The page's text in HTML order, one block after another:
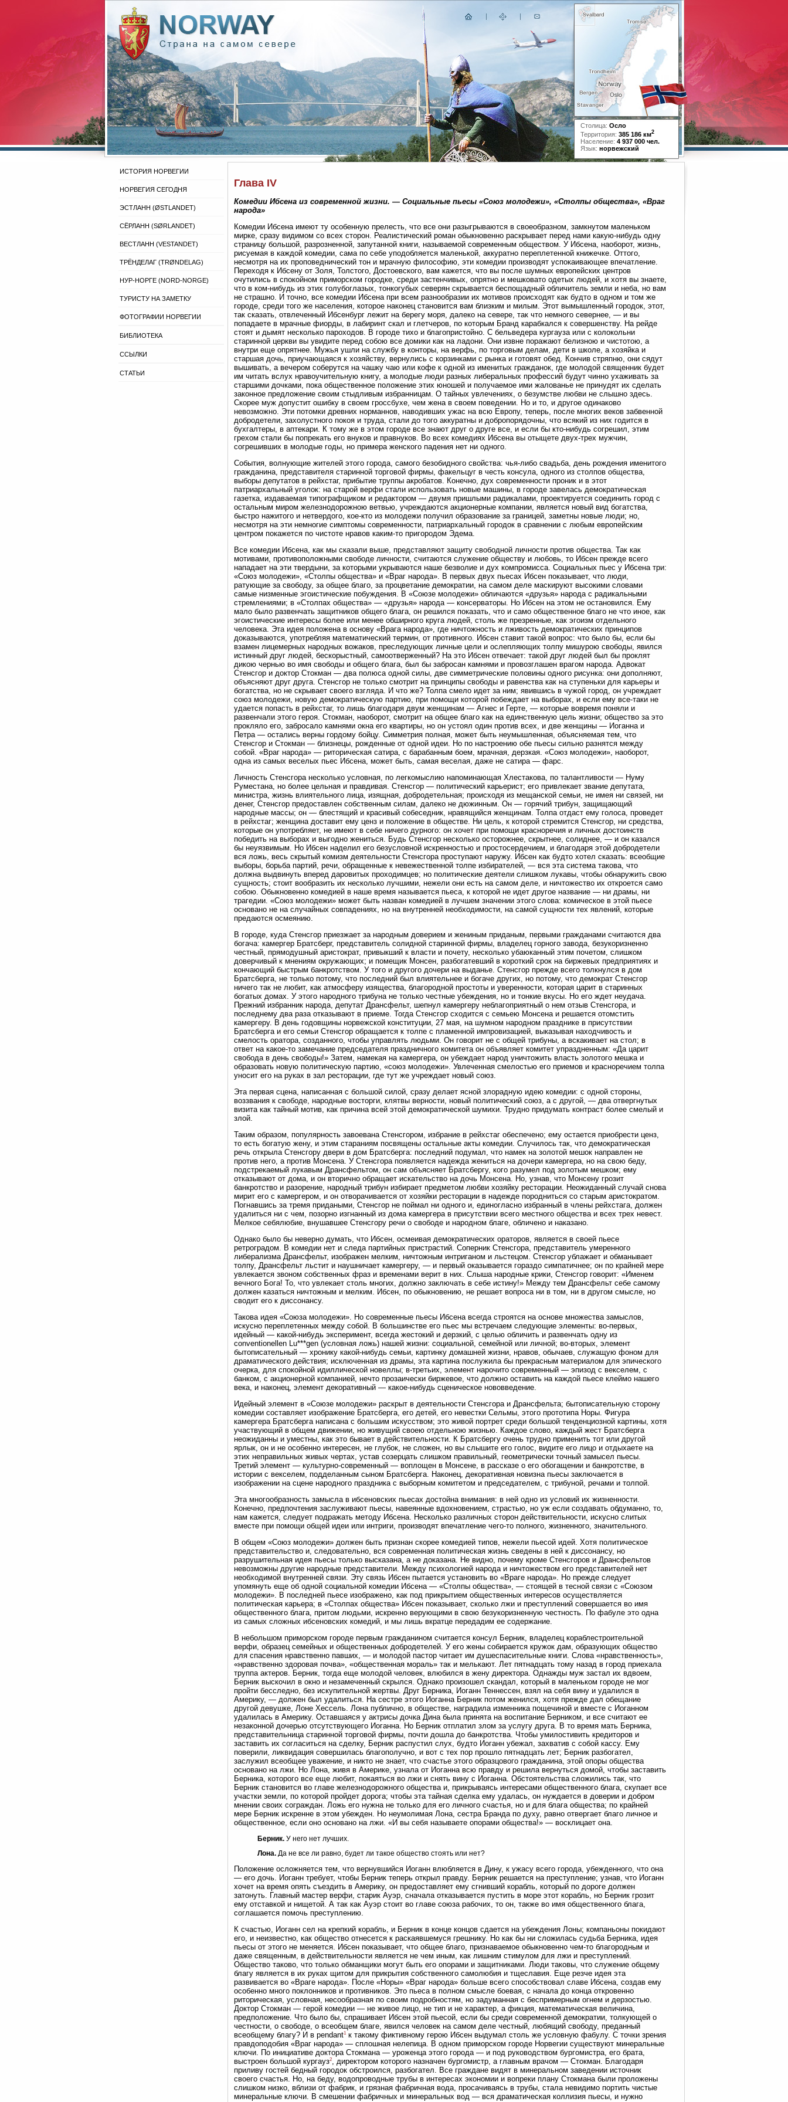
Столица: Осло
Территория: 385 186 км2
Население: 4 937 000 чел.
Язык: норвежский
ИСТОРИЯ НОРВЕГИИ
НОРВЕГИЯ СЕГОДНЯ
ЭСТЛАНН (ØSTLANDET)
СЁРЛАНН (SØRLANDET)
ВЕСТЛАНН (VESTANDET)
ТРЁНДЕЛАГ (TRØNDELAG)
НУР-НОРГЕ (NORD-NORGE)
ТУРИСТУ НА ЗАМЕТКУ
ФОТОГРАФИИ НОРВЕГИИ
БИБЛИОТЕКА
ССЫЛКИ
СТАТЬИ
Глава IV
Комедии Ибсена из современной жизни. — Социальные пьесы «Союз молодежи», «Столпы общества», «Враг
народа»
Комедии Ибсена имеют ту особенную прелесть, что все они разыгрываются в своеобразном, замкнутом маленьком
мирке, сразу видимом со всех сторон. Реалистический роман обыкновенно раскрывает перед нами какую-нибудь одну
страницу большой, разрозненной, запутанной книги, называемой современным обществом. У Ибсена, наоборот, жизнь,
рисуемая в каждой комедии, сама по себе уподобляется маленькой, аккуратно переплетенной книжечке. Оттого,
несмотря на их проповеднический тон и мрачную философию, эти комедии производят успокаивающее впечатление.
Переходя к Ибсену от Золя, Толстого, Достоевского, вам кажется, что вы после шумных европейских центров
очутились в спокойном приморском городке, среди застенчивых, опрятно и мешковато одетых людей, и хотя вы знаете,
что в ком-нибудь из этих голубоглазых, тонкогубых северян скрывается беспощадный обличитель земли и неба, но вам
не страшно. И точно, все комедии Ибсена при всем разнообразии их мотивов происходят как будто в одном и том же
городе, среди того же населения, которое наконец становится вам близким и милым. Этот вымышленный городок, этот,
так сказать, отвлеченный Ибсенбург лежит на берегу моря, далеко на севере, так что немного севернее, — и вы
попадаете в мрачные фиорды, в лабиринт скал и глетчеров, по которым Бранд карабкался к совершенству. На рейде
стоят и дымят несколько пароходов. В городе тихо и благопристойно. С бельведера кургауза или с колокольни
старинной церкви вы увидите перед собою все домики как на ладони. Они извне поражают белизною и чистотою, а
внутри еще опрятнее. Мужья ушли на службу в конторы, на верфь, по торговым делам, дети в школе, а хозяйка и
старшая дочь, приучающаяся к хозяйству, вернулись с корзинками с рынка и готовят обед. Кончив стряпню, они сядут
вышивать, а вечером соберутся на чашку чаю или кофе к одной из именитых гражданок, где молодой священник будет
им читать вслух нравоучительную книгу, а молодые люди разных либеральных профессий будут чинно ухаживать за
старшими дочками, пока общественное положение этих юношей и получаемое ими жалованье не принудят их сделать
законное предложение своим стыдливым избранницам. О тайных увлечениях, о безумстве любви не слышно здесь.
Скорее муж допустит ошибку в своем гроссбухе, чем жена в своем поведении. Но и то, и другое одинаково
невозможно. Эти потомки древних норманнов, наводивших ужас на всю Европу, теперь, после многих веков забвенной
добродетели, захолустного покоя и труда, стали до того аккуратны и добропорядочны, что всякий из них годится в
бухгалтеры, в аптекари. К тому же в этом городе все знают друг о друге все, и если бы кто-нибудь согрешил, этим
грехом стали бы попрекать его внуков и правнуков. Во всех комедиях Ибсена вы отыщете двух-трех мужчин,
согрешивших в молодые годы, но примера женского падения нет ни одного.
События, волнующие жителей этого города, самого безобидного свойства: чья-либо свадьба, день рождения именитого
гражданина, представителя старинной торговой фирмы, факельцуг в честь консула, одного из столпов общества,
выборы депутатов в рейхстаг, прибытие труппы акробатов. Конечно, дух современности проник и в этот
патриархальный уголок: на старой верфи стали использовать новые машины, в городе завелась демократическая
газетка, издаваемая типографщиком и редактором — двумя пришлыми радикалами, проектируется соединить город с
остальным миром железнодорожною ветвью, учреждаются акционерные компании, является новый вид богатства,
быстро нажитого и нетвердого, кое-кто из молодежи получил образование за границей, заметны новые люди; но,
несмотря на эти немногие симптомы современности, патриархальный городок в сравнении с любым европейским
центром покажется по чистоте нравов каким-то пригородом Эдема.
Все комедии Ибсена, как мы сказали выше, представляют защиту свободной личности против общества. Так как
мотивами, противоположными свободе личности, считаются служение обществу и любовь, то Ибсен прежде всего
нападает на эти твердыни, за которыми укрываются наше безволие и дух компромисса. Социальных пьес у Ибсена три:
«Союз молодежи», «Столпы общества» и «Враг народа». В первых двух пьесах Ибсен показывает, что люди,
ратующие за свободу, за общее благо, за процветание демократии, на самом деле маскируют высокими словами
самые низменные эгоистические побуждения. В «Союзе молодежи» обличаются «друзья» народа с радикальными
стремлениями; в «Столпах общества» — «друзья» народа — консерваторы. Но Ибсен на этом не остановился. Ему
мало было развенчать защитников общего блага, он решился показать, что и само общественное благо не что иное, как
эгоистические интересы более или менее обширного круга людей, столь же презренные, как эгоизм отдельного
человека. Эта идея положена в основу «Врага народа», где ничтожность и лживость демократических принципов
доказываются, употребляя математический термин, от противного. Ибсен ставит такой вопрос: что было бы, если бы
взамен лицемерных народных вожаков, преследующих личные цели и ослепляющих толпу мишурою свободы, явился
истинный друг людей, бескорыстный, самоотверженный? На это Ибсен отвечает: такой друг людей был бы проклят
дикою чернью во имя свободы и общего блага, был бы забросан камнями и провозглашен врагом народа. Адвокат
Стенсгор и доктор Стокман — два полюса одной силы, две симметрические половины одного рисунка: они дополняют,
объясняют друг друга. Стенсгор не только смотрит на принципы свободы и равенства как на ступеньки для карьеры и
богатства, но не скрывает своего взгляда. И что же? Толпа смело идет за ним; явившись в чужой город, он учреждает
союз молодежи, новую демократическую партию, при помощи которой побеждает на выборах, и если ему все-таки не
удается попасть в рейхстаг, то лишь благодаря двум женщинам — Агнес и Герте, — которые вовремя поняли и
развенчали этого героя. Стокман, наоборот, смотрит на общее благо как на единственную цель жизни; общество за это
прокляло его, забросало камнями окна его квартиры, но он устоял один против всех, и две женщины — Иоганна и
Петра — остались верны гордому бойцу. Симметрия полная, может быть неумышленная, объясняемая тем, что
Стенсгор и Стокман — близнецы, рожденные от одной идеи. Но по настроению обе пьесы сильно разнятся между
собой. «Враг народа» — риторическая сатира, с барабанным боем, мрачная, дерзкая. «Союз молодежи», наоборот,
одна из самых веселых пьес Ибсена, может быть, самая веселая, даже не сатира — фарс.
Личность Стенсгора несколько условная, по легкомыслию напоминающая Хлестакова, по талантливости — Нуму
Руместана, но более цельная и правдивая. Стенсгор — политический карьерист; его привлекает звание депутата,
министра, жизнь влиятельного лица, изящная, добродетельная; происходя из мещанской семьи, не имея ни связей, ни
денег, Стенсгор предоставлен собственным силам, далеко не дюжинным. Он — горячий трибун, защищающий
народные массы; он — блестящий и красивый собеседник, нравящийся женщинам. Толпа отдаст ему голоса, проведет
в рейхстаг; женщина доставит ему ценз и положение в обществе. Ни цель, к которой стремится Стенсгор, ни средства,
которые он употребляет, не имеют в себе ничего дурного: он хочет при помощи красноречия и личных достоинств
победить на выборах и выгодно жениться. Будь Стенсгор несколько осторожнее, скрытнее, солиднее, — и он казался
бы неуязвимым. Но Ибсен наделил его безусловной искренностью и простосердечием, и благодаря этой добродетели
вся ложь, весь скрытый комизм деятельности Стенсгора проступают наружу. Ибсен как будто хотел сказать: всеобщие
выборы, борьба партий, речи, обращенные к невежественной толпе избирателей, — вся эта система такова, что
должна выдвинуть вперед даровитых проходимцев; но политические деятели слишком лукавы, чтобы обнаружить свою
сущность; стоит вообразить их несколько лучшими, нежели они есть на самом деле, и ничтожество их откроется само
собою. Обыкновенно комедией в наше время называется пьеса, к которой не идет другое название — ни драмы, ни
трагедии. «Союз молодежи» может быть назван комедией в лучшем значении этого слова: комическое в этой пьесе
основано не на случайных совпадениях, но на внутренней необходимости, на самой сущности тех явлений, которые
предаются осмеянию.
В городе, куда Стенсгор приезжает за народным доверием и жениным приданым, первыми гражданами считаются два
богача: камергер Братсберг, представитель солидной старинной фирмы, владелец горного завода, безукоризненно
честный, прямодушный аристократ, привыкший к власти и почету, несколько убаюканный этим почетом, слишком
доверчивый к мнениям окружающих; и помещик Монсен, разбогатевший в короткий срок на биржевых предприятиях и
кончающий быстрым банкротством. У того и другого дочери на выданье. Стенсгор прежде всего толкнулся в дом
Братсберга, не только потому, что последний был влиятельнее и богаче других, но потому, что демократ Стенсгор
ничего так не любит, как атмосферу изящества, благородной простоты и уверенности, которая царит в старинных
богатых домах. У этого народного трибуна не только честные убеждения, но и тонкие вкусы. Но его ждет неудача.
Прежний избранник народа, депутат Дрансфельт, шепнул камергеру неблагоприятный о нем отзыв Стенсгора, и
последнему два раза отказывают в приеме. Тогда Стенсгор сходится с семьею Монсена и решается отомстить
камергеру. В день годовщины норвежской конституции, 27 мая, на шумном народном празднике в присутствии
Братсберга и его семьи Стенсгор обращается к толпе с пламенной импровизацией, выказывая находчивость и
смелость оратора, созданного, чтобы управлять людьми. Он говорит не с общей трибуны, а вскакивает на стол; в
ответ на какое-то замечание председателя праздничного комитета он объявляет комитет упраздненным: «Да царит
свобода в день свободы!» Затем, намекая на камергера, он убеждает народ уничтожить власть золотого мешка и
образовать новую политическую партию, «союз молодежи». Увлеченная смелостью его приемов и красноречием толпа
уносит его на руках в зал ресторации, где тут же учреждает новый союз.
Эта первая сцена, написанная с большой силой, сразу делает ясной злорадную идею комедии: с одной стороны,
воззвания к свободе, народные восторги, клятвы верности, новый политический союз, а с другой, — два отвергнутых
визита как тайный мотив, как причина всей этой демократической шумихи. Трудно придумать контраст более смелый и
злой.
Таким образом, популярность завоевана Стенсгором, избрание в рейхстаг обеспечено; ему остается приобрести ценз,
то есть богатую жену, и этим стараниям посвящены остальные акты комедии. Случилось так, что демократическая
речь открыла Стенсгору двери в дом Братсберга: последний подумал, что намек на золотой мешок направлен не
против него, а против Монсена. У Стенсгора появляется надежда жениться на дочери камергера, но на свою беду,
подстрекаемый лукавым Дрансфельтом, он сам объясняет Братсбергу, кого разумел под золотым мешком; ему
отказывают от дома, и он вторично обращает искательство на дочь Монсена. Но, узнав, что Монсену грозит
банкротство и разорение, народный трибун избирает предметом любви хозяйку ресторации. Неожиданный случай снова
мирит его с камергером, и он отворачивается от хозяйки ресторации в надежде породниться со старым аристократом.
Погнавшись за тремя придаными, Стенсгор не поймал ни одного и, единогласно избранный в члены рейхстага, должен
удалиться ни с чем, позорно изгнанный из дома камергера в присутствии всего местного общества и всех трех невест.
Мелкое себялюбие, внушавшее Стенсгору речи о свободе и народном благе, обличено и наказано.
Однако было бы неверно думать, что Ибсен, осмеивая демократических ораторов, является в своей пьесе
ретроградом. В комедии нет и следа партийных пристрастий. Соперник Стенсгора, представитель умеренного
либерализма Дрансфельт, изображен мелким, ничтожным интриганом и льстецом. Стенсгор ублажает и обманывает
толпу, Дрансфельт льстит и наушничает камергеру, — и первый оказывается гораздо симпатичнее; он по крайней мере
увлекается звоном собственных фраз и временами верит в них. Слыша народные крики, Стенсгор говорит: «Именем
вечного Бога! То, что увлекает столь многих, должно заключать в себе истину!» Между тем Дрансфельт себе самому
должен казаться ничтожным и мелким. Ибсен, по обыкновению, не решает вопроса ни в том, ни в другом смысле, но
сводит его к диссонансу.
Такова идея «Союза молодежи». Но современные пьесы Ибсена всегда строятся на основе множества замыслов,
искусно переплетенных между собой. В большинстве его пьес мы встречаем следующие элементы: во-первых,
идейный — какой-нибудь эксперимент, всегда жестокий и дерзкий, с целью обличить и развенчать одну из
conventionellen Lu***gen (условная ложь) нашей жизни: социальной, семейной или личной; во-вторых, элемент
бытописательный — хронику какой-нибудь семьи, картинку домашней жизни, нравов, обычаев, служащую фоном для
драматического действия; исключенная из драмы, эта картина послужила бы прекрасным материалом для эпического
очерка, для спокойной идиллической новеллы; в-третьих, элемент нарочито современный — эпизод с векселем, с
банком, с акционерной компанией, нечто прозаически биржевое, что должно оставить на каждой пьесе клеймо нашего
века, и наконец, элемент декоративный — какое-нибудь сценическое нововведение.
Идейный элемент в «Союзе молодежи» раскрыт в деятельности Стенсгора и Дрансфельта; бытописательную сторону
комедии составляет изображение Братсберга, его детей, его невестки Сельмы, этого прототипа Норы. Фигура
камергера Братсберга написана с большим искусством; это живой портрет среди большой тенденциозной картины, хотя
участвующий в общем движении, но живущий своею отдельною жизнью. Каждое слово, каждый жест Братсберга
неожиданны и уместны, как это бывает в действительности. К Братсбергу очень трудно применить тот или другой
ярлык, он и не особенно интересен, не глубок, не сложен, но вы слышите его голос, видите его лицо и отдыхаете на
этих неправильных живых чертах, устав созерцать слишком правильный, геометрически точный замысел пьесы.
Третий элемент — культурно-современный — воплощен в Монсене, в рассказе о его обогащении и банкротстве, в
истории с векселем, подделанным сыном Братсберга. Наконец, декоративная новизна пьесы заключается в
изображении на сцене народного праздника с выборным комитетом и председателем, с трибуной, речами и толпой.
Эта многообразность замысла в ибсеновских пьесах достойна внимания: в ней одно из условий их жизненности.
Конечно, предпочтения заслуживают пьесы, навеянные вдохновением, страстью, но уж если создавать обдуманно, то,
нам кажется, следует подражать методу Ибсена. Несколько различных сторон действительности, искусно слитых
вместе при помощи общей идеи или интриги, производят впечатление чего-то полного, жизненного, значительного.
В общем «Союз молодежи» должен быть признан скорее комедией типов, нежели пьесой идей. Хотя политическое
представительство и, следовательно, вся современная политическая жизнь сведены в ней к диссонансу, но
разрушительная идея пьесы только высказана, а не доказана. Не видно, почему кроме Стенсгоров и Дрансфельтов
невозможны другие народные представители. Между психологией народа и ничтожеством его представителей нет
необходимой внутренней связи. Эту связь Ибсен пытается установить во «Враге народа». Но прежде следует
упомянуть еще об одной социальной комедии Ибсена — «Столпы общества», — стоящей в тесной связи с «Союзом
молодежи». В последней пьесе изображено, как под прикрытием общественных интересов осуществляется
политическая карьера; в «Столпах общества» Ибсен показывает, сколько лжи и преступлений совершается во имя
общественного блага, притом людьми, искренно верующими в свою безукоризненную честность. По фабуле это одна
из самых сложных ибсеновских комедий, и мы лишь вкратце передадим ее содержание.
В небольшом приморском городе первым гражданином считается консул Берник, владелец кораблестроительной
верфи, образец семейных и общественных добродетелей. У его жены собирается кружок дам, образующих общество
для спасения нравственно павших, — и молодой пастор читает им душеспасительные книги. Слова «нравственность»,
«нравственно здоровая почва», «общественная мораль» так и мелькают. Лет пятнадцать тому назад в город приехала
труппа актеров. Берник, тогда еще молодой человек, влюбился в жену директора. Однажды муж застал их вдвоем,
Берник выскочил в окно и незамеченный скрылся. Однако произошел скандал, который в маленьком городе не мог
пройти бесследно, без искупительной жертвы. Друг Берника, Иоганн Теннессен, взял на себя вину и удалился в
Америку, — должен был удалиться. На сестре этого Иоганна Берник потом женился, хотя прежде дал обещание
другой девушке, Лоне Хессель. Лона публично, в обществе, наградила изменника пощечиной и вместе с Иоганном
удалилась в Америку. Оставшаяся у актрисы дочка Дина была принята на воспитание Берником, и все считают ее
незаконной дочерью отсутствующего Иоганна. Но Берник отплатил злом за услугу друга. В то время мать Берника,
представительница старинной торговой фирмы, почти дошла до банкротства. Чтобы умилостивить кредиторов и
заставить их согласиться на сделку, Берник распустил слух, будто Иоганн убежал, захватив с собой кассу. Ему
поверили, ликвидация совершилась благополучно, и вот с тех пор прошло пятнадцать лет; Берник разбогател,
заслужил всеобщее уважение, и никто не знает, что счастье этого образцового гражданина, этой опоры общества
основано на лжи. Но Лона, живя в Америке, узнала от Иоганна всю правду и решила вернуться домой, чтобы заставить
Берника, которого все еще любит, покаяться во лжи и снять вину с Иоганна. Обстоятельства сложились так, что
Берник становится во главе железнодорожного общества и, прикрываясь интересами общественного блага, скупает все
участки земли, по которой пройдет дорога; чтобы эта тайная сделка ему удалась, он нуждается в доверии и добром
мнении своих сограждан. Ложь его нужна не только для его личного счастья, но и для блага общества; по крайней
мере Берник искренне в этом убежден. Но неумолимая Лона, сестра Бранда по духу, равно отвергает благо личное и
общественное, если оно основано на лжи. «И вы себя называете опорами общества!» — восклицает она.
Берник. У него нет лучших.
Лона. Да не все ли равно, будет ли такое общество стоять или нет?
Положение осложняется тем, что вернувшийся Иоганн влюбляется в Дину, к ужасу всего города, убежденного, что она
— его дочь. Иоганн требует, чтобы Берник теперь открыл правду. Берник решается на преступление; узнав, что Иоганн
хочет на время опять съездить в Америку, он предоставляет ему сгнивший корабль, который по дороге должен
затонуть. Главный мастер верфи, старик Ауэр, сначала отказывается пустить в море этот корабль, но Берник грозит
ему отставкой и нищетой. А так как Ауэр стоит во главе союза рабочих, то он, также во имя общественного блага,
соглашается помочь преступлению.
К счастью, Иоганн сел на крепкий корабль, и Берник в конце концов сдается на убеждения Лоны; компаньоны покидают
его, и неизвестно, как общество отнесется к раскаявшемуся грешнику. Но как бы ни сложилась судьба Берника, идея
пьесы от этого не меняется. Ибсен показывает, что общее благо, признаваемое обыкновенно чем-то благородным и
даже священным, в действительности является не чем иным, как лишним стимулом для лжи и преступлений.
Общество таково, что только обманщики могут быть его опорами и защитниками. Люди таковы, что служение общему
благу является в их руках щитом для прикрытия собственного самолюбия и тщеславия. Еще резче идея эта
развивается во «Враге народа». После «Норы» «Враг народа» больше всего способствовал славе Ибсена, создав ему
особенно много поклонников и противников. Это пьеса в полном смысле боевая, с начала до конца откровенно
риторическая, условная, несообразная по своим подробностям, но задуманная с беспримерным огнем и дерзостью.
Доктор Стокман — герой комедии — не живое лицо, не тип и не характер, а фикция, математическая величина,
предположение. Что было бы, спрашивает Ибсен этой пьесой, если бы среди современной демократии, толкующей о
честности, о свободе, о всеобщем благе, явился человек на самом деле честный, любящий свободу, преданный
всеобщему благу? И в pendant1
к такому фиктивному герою Ибсен выдумал столь же условную фабулу. С точки зрения
правдоподобия «Враг народа» — сплошная нелепица. В одном приморском городе Норвегии существуют минеральные
ключи. По инициативе доктора Стокмана — уроженца этого города — и под руководством бургомистра, его брата,
выстроен большой кургауз2, директором которого назначен бургомистр, а главным врачом — Стокман. Благодаря
приливу гостей бедный городок обстроился, разбогател. Все граждане видят в минеральном заведении источник
своего счастья. Но, на беду, водопроводные трубы в интересах экономии и вопреки плану Стокмана были проложены
слишком низко, вблизи от фабрик, и грязная фабричная вода, просачиваясь в трубы, стала невидимо портить чистые
минеральные ключи. В смешении фабричных и минеральных вод — вся драматическая коллизия пьесы, и нужно